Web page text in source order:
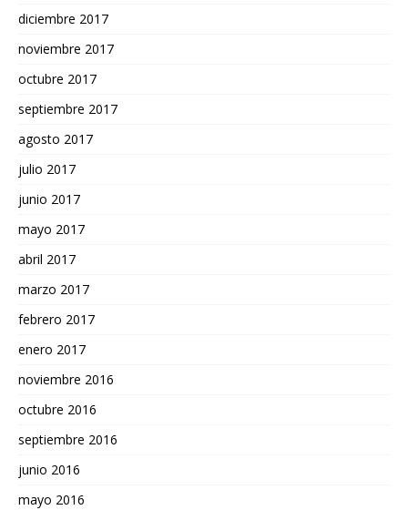
diciembre 2017
noviembre 2017
octubre 2017
septiembre 2017
agosto 2017
julio 2017
junio 2017
mayo 2017
abril 2017
marzo 2017
febrero 2017
enero 2017
noviembre 2016
octubre 2016
septiembre 2016
junio 2016
mayo 2016